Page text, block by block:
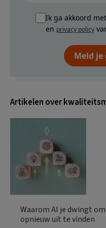
Ik ga akkoord
en privacy policy
Meld je
Artikelen over
Waarom AI je dwingt
opnieuw uit te vinden